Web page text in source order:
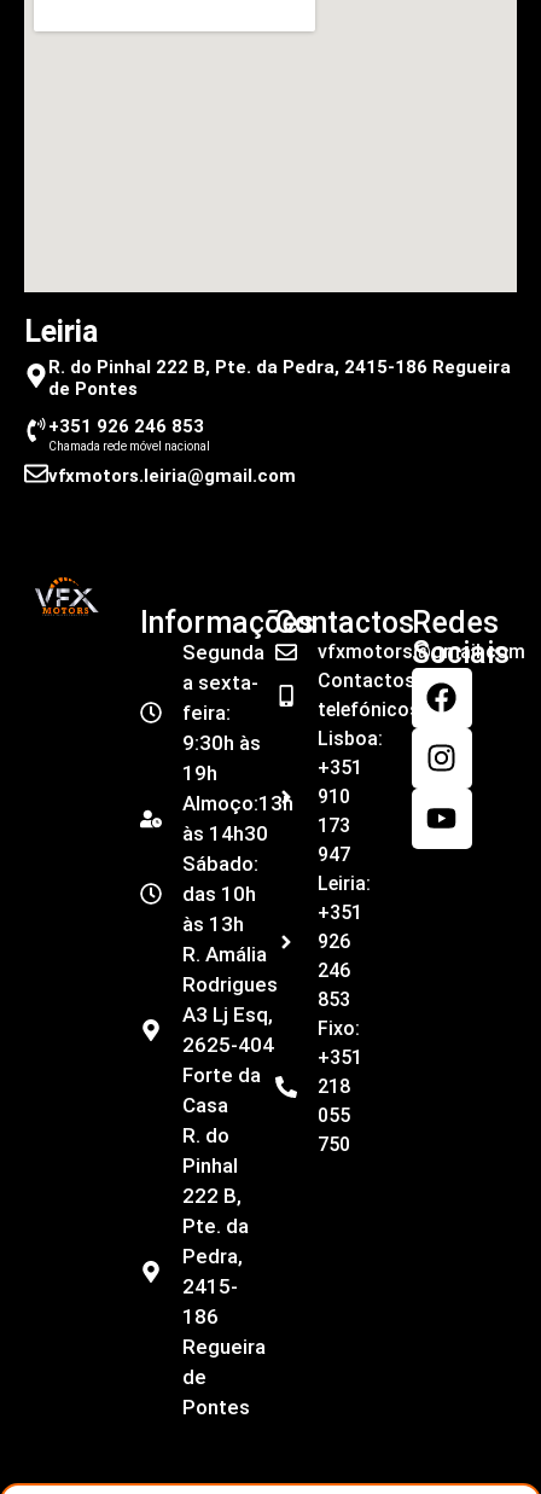
Leiria
R. do Pinhal 222 B, Pte. da Pedra, 2415-186 Regueira
de Pontes
+351 926 246 853
Chamada rede móvel nacional
vfxmotors.leiria@gmail.com
Informações
Segunda
a sexta-
feira:
9:30h às
19h
Almoço:13h
às 14h30
Sábado:
das 10h
às 13h
R. Amália
Rodrigues
A3 Lj Esq,
2625-404
Forte da
Casa
R. do
Pinhal
222 B,
Pte. da
Pedra,
2415-
186
Regueira
de
Pontes
Contactos
vfxmotors@gmail.com
Contactos
telefónicos
Lisboa:
+351
910
173
947
Leiria:
+351
926
246
853
Fixo:
+351
218
055
750
Redes
Sociais